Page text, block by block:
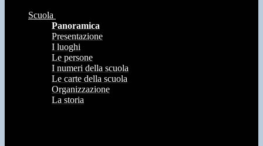
Scuola
Panoramica
Presentazione
I luoghi
Le persone
I numeri della scuola
Le carte della scuola
Organizzazione
La storia